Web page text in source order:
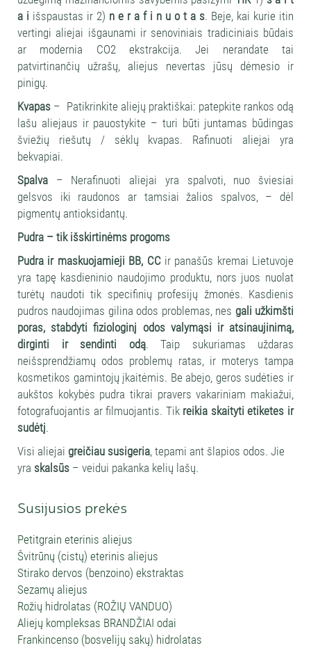
a i išspaustas ir 2) n e r a f i n u o t a s. Beje, kai kurie itin
vertingi aliejai išgaunami ir senoviniais tradiciniais būdais
ar modernia CO2 ekstrakcija. Jei nerandate tai
patvirtinančių užrašų, aliejus nevertas jūsų dėmesio ir
pinigų.
Kvapas – Patikrinkite aliejų praktiškai: patepkite rankos odą
lašu aliejaus ir pauostykite – turi būti juntamas būdingas
šviežių riešutų / sėklų kvapas. Rafinuoti aliejai yra
bekvapiai.
Spalva – Nerafinuoti aliejai yra spalvoti, nuo šviesiai
gelsvos iki raudonos ar tamsiai žalios spalvos, – dėl
pigmentų antioksidantų.
Pudra – tik išskirtinėms progoms
Pudra ir maskuojamieji BB, CCir panašūs kremai Lietuvoje
yra tapę kasdieninio naudojimo produktu, nors juos nuolat
turėtų naudoti tik specifinių profesijų žmonės. Kasdienis
pudros naudojimas gilina odos problemas, nes gali užkimšti
poras, stabdyti fiziologinį odos valymąsi ir atsinaujinimą,
dirginti ir sendinti odą. Taip sukuriamas uždaras
neišsprendžiamų odos problemų ratas, ir moterys tampa
kosmetikos gamintojų įkaitėmis. Be abejo, geros sudėties ir
aukštos kokybės pudra tikrai pravers vakariniam makiažui,
fotografuojantis ar filmuojantis. Tik reikia skaityti etiketes ir
sudėtį.
Visi aliejai greičiau susigeria, tepami ant šlapios odos. Jie
yra skalsūs – veidui pakanka kelių lašų.
Susijusios prekės
Petitgrain eterinis aliejus
Švitrūnų (cistų) eterinis aliejus
Stirako dervos (benzoino) ekstraktas
Sezamų aliejus
Rožių hidrolatas (ROŽIŲ VANDUO)
Aliejų kompleksas BRANDŽIAI odai
Frankincenso (bosvelijų sakų) hidrolatas